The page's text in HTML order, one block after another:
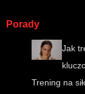
Porady
Jak
Trening na